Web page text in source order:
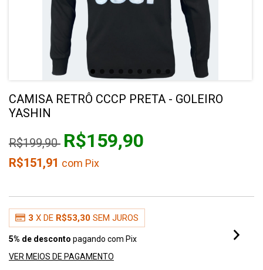
CAMISA RETRÔ CCCP PRETA - GOLEIRO
YASHIN
R$199,90 R$159,90
R$151,91 com Pix
3 X DE R$53,30 SEM JUROS
5% de desconto pagando com Pix
VER MEIOS DE PAGAMENTO